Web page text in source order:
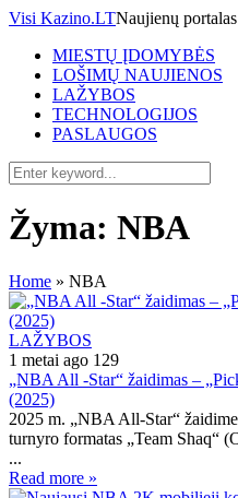
Visi Kazino.LTNaujienų portalas
MIESTŲ ĮDOMYBĖS
LOŠIMŲ NAUJIENOS
LAŽYBOS
TECHNOLOGIJOS
PASLAUGOS
Žyma: NBA
Home » NBA
LAŽYBOS
1 metai ago 129
„NBA All -Star“ žaidimas –
(2025)
2025 m. „NBA All-Star“
turnyro formatas „Team Shaq“
...
Read more »